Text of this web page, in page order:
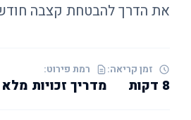
את הדרך להבטחת קצבה
זמן קריאה:
8 דקות
רמת פירוט:
מדריך זכויות מלא